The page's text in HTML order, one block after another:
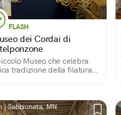
FLASH
dei Cordai di
Museo che celebra
tradizione della filatura
| Sabbioneta, MN